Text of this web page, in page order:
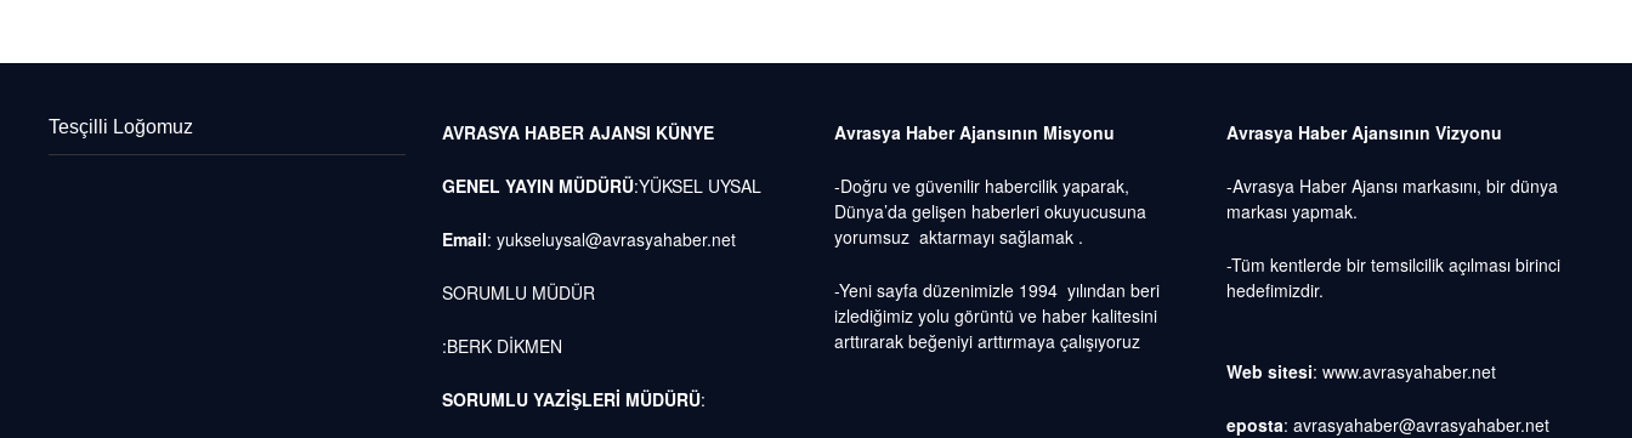
Tesçilli Loğomuz AVRASYA HABER AJANSI KÜNYE
GENEL YAYIN MÜDÜRÜ:YÜKSEL UYSAL
Email: yukseluysal@avrasyahaber.net
SORUMLU MÜDÜR
:BERK DİKMEN
SORUMLU YAZİŞLERİ MÜDÜRÜ:
Avrasya Haber Ajansının Misyonu
-Doğru ve güvenilir habercilik yaparak,
Dünya’da gelişen haberleri okuyucusuna
yorumsuz aktarmayı sağlamak .
-Yeni sayfa düzenimizle 1994 yılından beri
izlediğimiz yolu görüntü ve haber kalitesini
arttırarak beğeniyi arttırmaya çalışıyoruz
Avrasya Haber Ajansının Vizyonu
-Avrasya Haber Ajansı markasını, bir dünya
markası yapmak.
-Tüm kentlerde bir temsilcilik açılması birinci
hedefimizdir.
Web sitesi: www.avrasyahaber.net
eposta: avrasyahaber@avrasyahaber.net